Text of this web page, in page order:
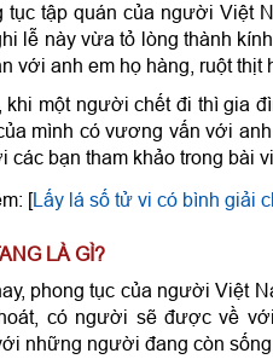
tục tập quán của người Việt
lễ này vừa tỏ lòng thành
với anh em họ hàng, ruột thịt
khi một người chết đi thì gia
mình có vương vấn với
các bạn tham khảo trong bài
[Lấy lá số tử vi có bình giải
LÀ GÌ?
phong tục của người Việt
có người sẽ được về
những người đang còn sống.